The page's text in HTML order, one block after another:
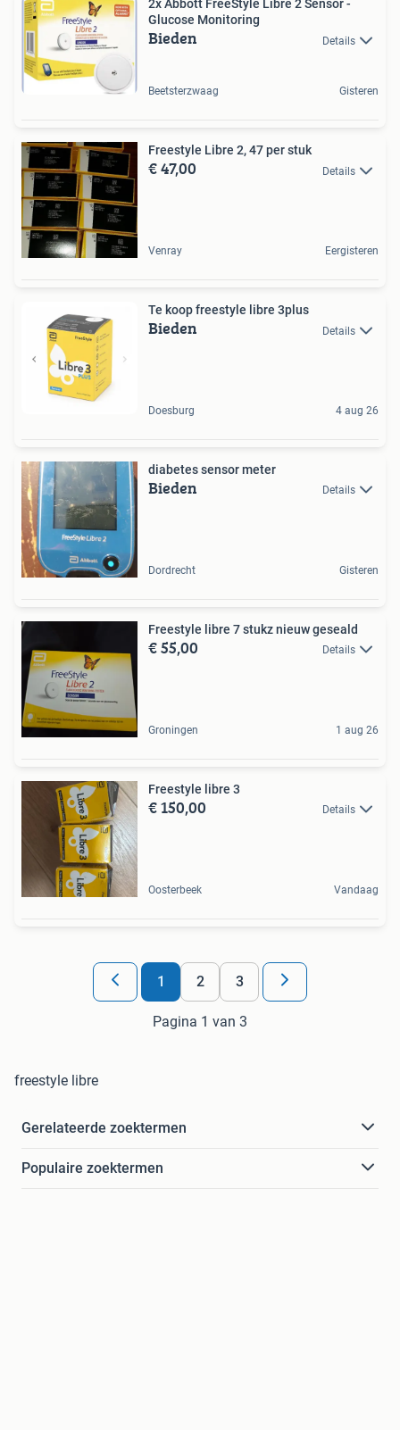
2x Abbott FreeStyle Libre 2 Sensor -
Glucose Monitoring
Bieden Details
Beetsterzwaag Gisteren
Freestyle Libre 2, 47 per stuk
€ 47,00 Details
Venray Eergisteren
Te koop freestyle libre 3plus
Bieden Details
Doesburg 4 aug 26
diabetes sensor meter
Bieden Details
Dordrecht Gisteren
Freestyle libre 7 stukz nieuw geseald
€ 55,00 Details
Groningen 1 aug 26
Freestyle libre 3
€ 150,00 Details
Oosterbeek Vandaag
1 2 3
Pagina 1 van 3
freestyle libre
Gerelateerde zoektermen
Populaire zoektermen